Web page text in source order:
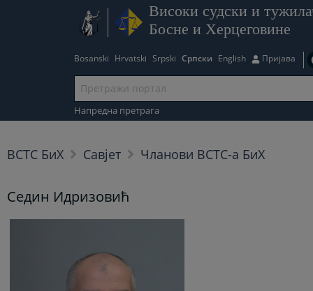
Високи судски и
Босне и Херцеговине
Bosanski Hrvatski Srpski Српски English Пријава
Напредна претрага
ВСТС БиХ Савјет Чланови ВСТС-а БиХ
Седин Идризовић